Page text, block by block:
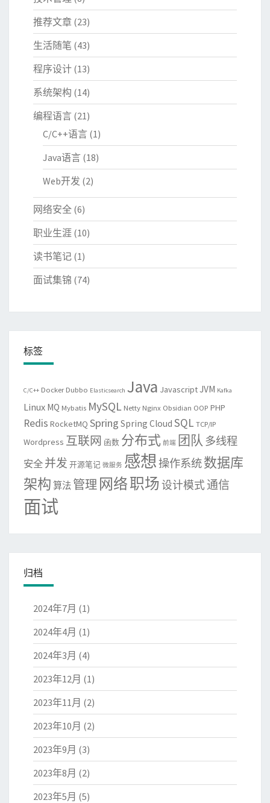
推荐文章 (23)
生活随笔 (43)
程序设计 (13)
系统架构 (14)
编程语言 (21)
C/C++语言 (1)
Java语言 (18)
Web开发 (2)
网络安全 (6)
职业生涯 (10)
读书笔记 (1)
面试集锦 (74)
标签
C/C++ Docker Dubbo Elasticsearch Java JavascriptJVM Kafka
Linux MQ Mybatis MySQL Netty Nginx Obsidian OOP PHP
Redis RocketMQ Spring Spring Cloud SQL TCP/IP
Wordpress 互联网 函数 分布式 前端 团队 多线程
安全 并发 开源笔记 微服务 感想操作系统数据库
架构 算法 管理网络职场设计模式通信
面试
归档
2024年7月 (1)
2024年4月 (1)
2024年3月 (4)
2023年12月 (1)
2023年11月 (2)
2023年10月 (2)
2023年9月 (3)
2023年8月 (2)
2023年5月 (5)